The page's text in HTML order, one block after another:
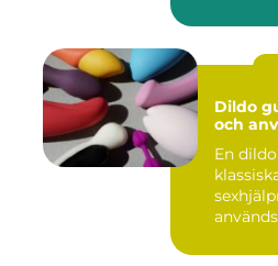
Dildo guide för att välja rätt
och
En